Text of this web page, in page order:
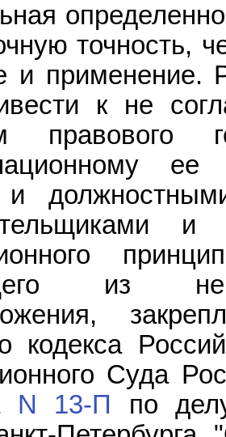
точность,
и применение.
к не
правового
ее
и
из
кодекса
Суда
N 13-П по